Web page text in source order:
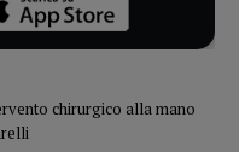
chirurgico alla mano